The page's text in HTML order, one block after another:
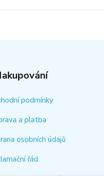
podmínky
a platba
osobních údajů
řád
vyhledat náhradní díl